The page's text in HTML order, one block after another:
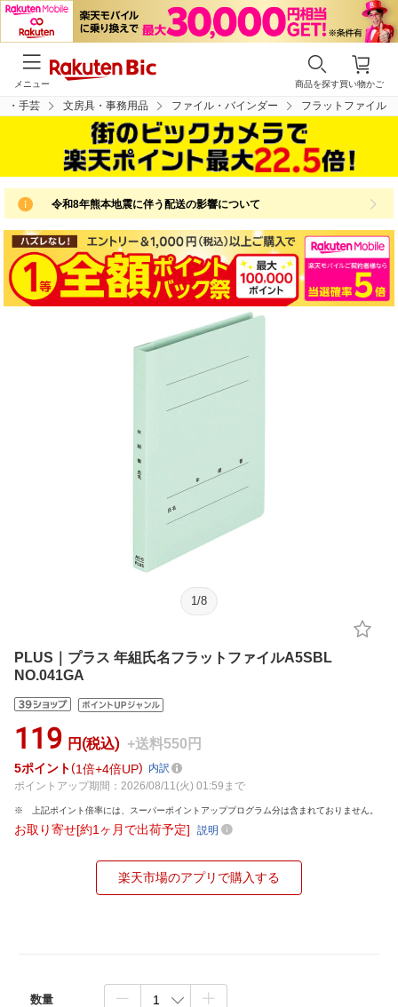
買い物かご
商品を探す
メニュー
・手芸 文房具・事務用品 ファイル・バインダー フラットファイル
令和8年熊本地震に伴う配送の影響について
1 /8
PLUS｜プラス 年組氏名フラットファイルA5SBL
NO.041GA
119 円(税込) +送料550円
5ポイント 1倍 4倍UP
内訳
ポイントアップ期間：2026/08/11(火) 01:59まで
上記ポイント倍率には、スーパーポイントアッププログラム分は含まれておりません。
お取り寄せ[約1ヶ月で出荷予定] 説明
楽天市場のアプリで購入する
数量